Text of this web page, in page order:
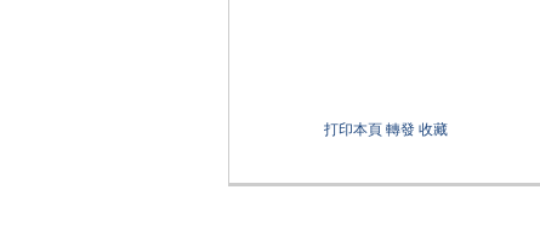
打印本頁 轉發 收藏